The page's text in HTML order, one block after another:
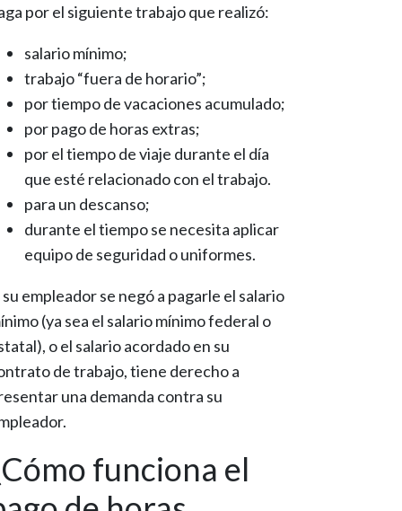
por el siguiente trabajo que realizó:
salario mínimo;
trabajo “fuera de horario”;
por tiempo de vacaciones acumulado;
por pago de horas extras;
por el tiempo de viaje durante el día
que esté relacionado con el trabajo.
para un descanso;
durante el tiempo se necesita aplicar
equipo de seguridad o uniformes.
su empleador se negó a pagarle el salario
(ya sea el salario mínimo federal o
o el salario acordado en su
de trabajo, tiene derecho a
una demanda contra su
funciona el